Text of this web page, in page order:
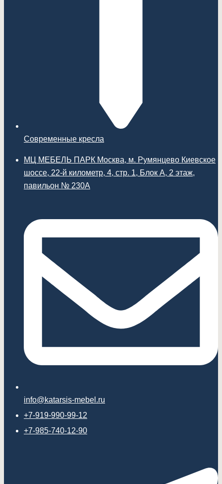
Современные кресла
МЦ МЕБЕЛЬ ПАРК Москва, м. Румянцево Киевское
шоссе, 22-й километр, 4, стр. 1, Блок А, 2 этаж,
павильон № 230А
info@katarsis-mebel.ru
+7-919-990-99-12
+7-985-740-12-90